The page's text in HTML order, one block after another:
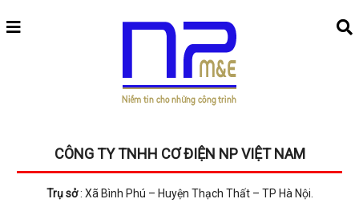
CÔNG TY TNHH CƠ ĐIỆN NP VIỆT NAM
Trụ sở: Xã Bình Phú – Huyện Thạch Thất – TP Hà Nội.